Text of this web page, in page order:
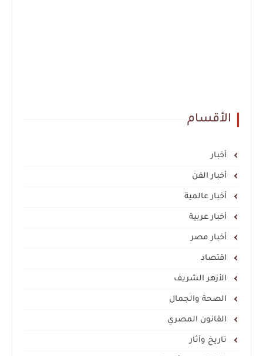
الأقسام
أخبار
أخبار الفن
أخبار عالمية
أخبار عربية
أخبار مصر
اقتصاد
الأزهر الشريف
الصحة والجمال
القانون المصري
تاريخ وآثار